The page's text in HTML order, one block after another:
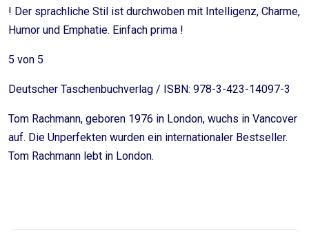
! Der sprachliche Stil ist durchwoben mit Intelligenz, Charme,
Humor und Emphatie. Einfach prima !
5 von 5
Deutscher Taschenbuchverlag / ISBN: 978-3-423-14097-3
Tom Rachmann, geboren 1976 in London, wuchs in Vancover
auf. Die Unperfekten wurden ein internationaler Bestseller.
Tom Rachmann lebt in London.